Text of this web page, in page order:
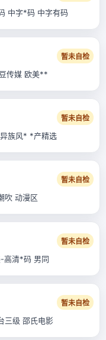
中字*码 中字有码
暂未自检
传媒 欧美**
暂未自检
族风* *产精选
暂未自检
吹 动漫区
暂未自检
高清*码 男同
暂未自检
三级 邵氏电影